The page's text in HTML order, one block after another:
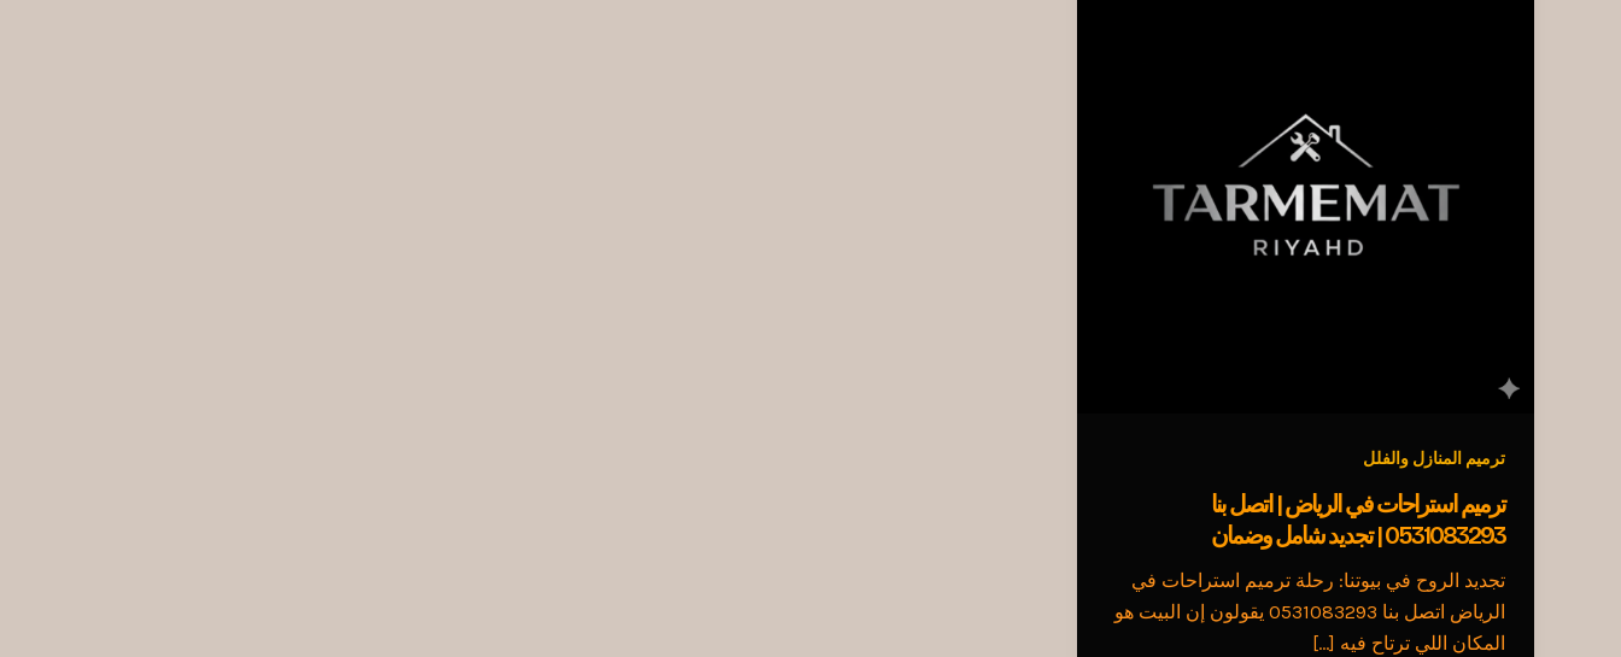
ترميم المنازل والفلل
ترميم استراحات في الرياض | اتصل بنا
0531083293 | تجديد شامل وضمان
تجديد الروح في بيوتنا: رحلة ترميم استراحات في
الرياض اتصل بنا 0531083293 يقولون إن البيت هو
المكان اللي ترتاح فيه […]